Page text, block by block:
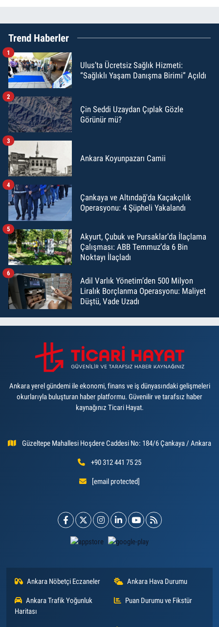
Trend Haberler
Ulus’ta Ücretsiz Sağlık Hizmeti:
“Sağlıklı Yaşam Danışma Birimi” Açıldı
1
Çin Seddi Uzaydan Çıplak Gözle
Görünür mü?
2
Ankara Koyunpazarı Camii
3
Çankaya ve Altındağ'da Kaçakçılık
Operasyonu: 4 Şüpheli Yakalandı
4
Akyurt, Çubuk ve Pursaklar’da İlaçlama
Çalışması: ABB Temmuz’da 6 Bin
Noktayı İlaçladı
5
Adil Varlık Yönetim’den 500 Milyon
Liralık Borçlanma Operasyonu: Maliyet
Düştü, Vade Uzadı
6
Ankara yerel gündemi ile ekonomi, finans ve iş dünyasındaki gelişmeleri
okurlarıyla buluşturan haber platformu. Güvenilir ve tarafsız haber
kaynağınız Ticari Hayat.
Güzeltepe Mahallesi Hoşdere Caddesi No: 184/6 Çankaya / Ankara
+90 312 441 75 25
[email protected]
Ankara Nöbetçi Eczaneler Ankara Hava Durumu
Ankara Trafik Yoğunluk
Haritası
Puan Durumu ve Fikstür